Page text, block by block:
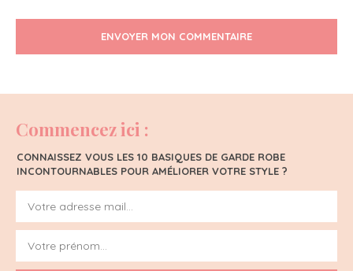
ENVOYER MON COMMENTAIRE
Commencez ici :
CONNAISSEZ VOUS LES 10 BASIQUES DE GARDE ROBE
INCONTOURNABLES POUR AMÉLIORER VOTRE STYLE ?